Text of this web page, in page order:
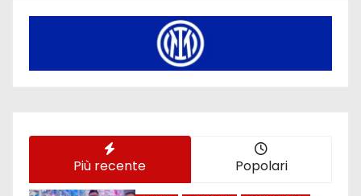
Più recente Popolari